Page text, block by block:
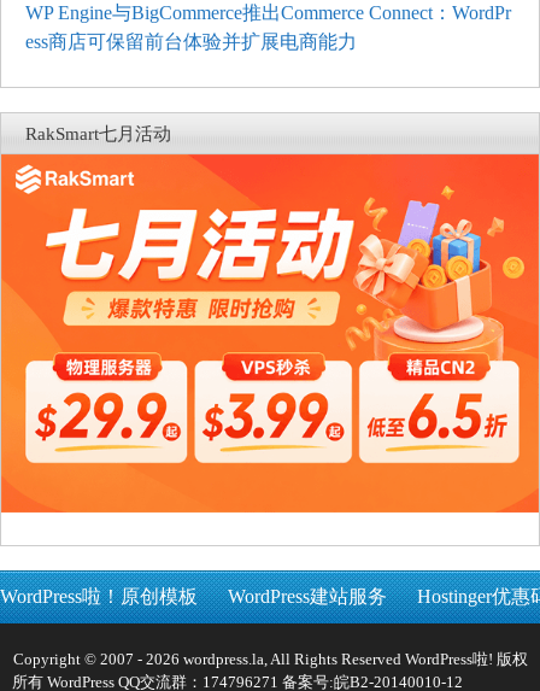
WP Engine与BigCommerce推出Commerce Connect：WordPr
ess商店可保留前台体验并扩展电商能力
RakSmart七月活动
WordPress啦！原创模板 WordPress建站服务 Hostinger优惠
Copyright © 2007 - 2026 wordpress.la, All Rights Reserved WordPress啦! 版权
所有 WordPress QQ交流群：174796271 备案号:皖B2-20140010-12